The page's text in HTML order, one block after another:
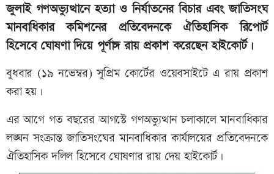
জুলাই গণঅভ্যুত্থানে হত্যা ও নির্যাতনের বিচার এবং জাতিসংঘ
মানবাধিকার কমিশনের প্রতিবেদনকে ঐতিহাসিক রিপোর্ট
হিসেবে ঘোষণা দিয়ে পূর্ণাঙ্গ রায় প্রকাশ করেছেন হাইকোর্ট।
বুধবার (১৯ নভেম্বর) সুপ্রিম কোর্টের ওয়েবসাইটে এ রায় প্রকাশ
করা হয়।
এর আগে গত বছরের আগস্টে গণঅভ্যুত্থান চলাকালে মানবাধিকার
লঙ্ঘন সংক্রান্ত জাতিসংঘের মানবাধিকার কার্যালয়ের প্রতিবেদনকে
ঐতিহাসিক দলিল হিসেবে ঘোষণার রায় দেয় হাইকোর্ট।